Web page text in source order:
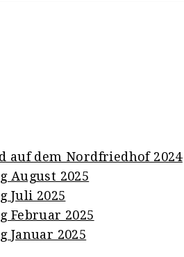
auf dem Nordfriedhof 2024
August 2025
Juli 2025
Februar 2025
Januar 2025